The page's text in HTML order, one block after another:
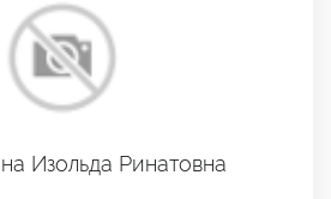
Изольда Ринатовна